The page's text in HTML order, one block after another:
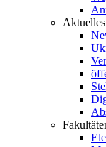
Aktuelles